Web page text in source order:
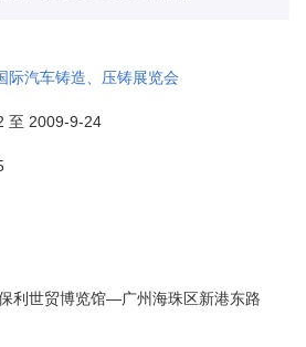
际汽车铸造、压铸展览会
至 2009-9-24
利世贸博览馆—广州海珠区新港东路